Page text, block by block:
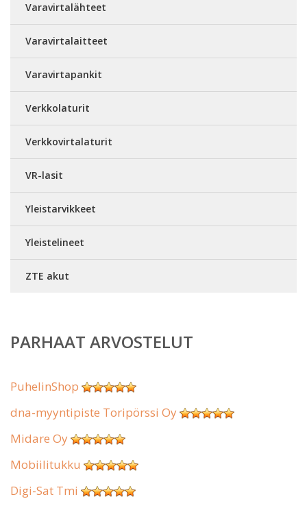
Varavirtalähteet
Varavirtalaitteet
Varavirtapankit
Verkkolaturit
Verkkovirtalaturit
VR-lasit
Yleistarvikkeet
Yleistelineet
ZTE akut
PARHAAT ARVOSTELUT
PuhelinShop
dna-myyntipiste Toripörssi Oy
Midare Oy
Mobiilitukku
Digi-Sat Tmi